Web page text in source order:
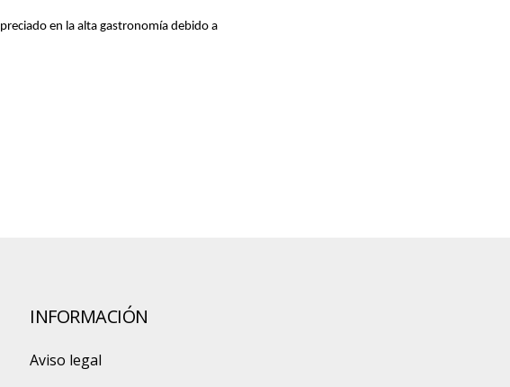
en la alta gastronomía debido a
INFORMACIÓN
Aviso legal